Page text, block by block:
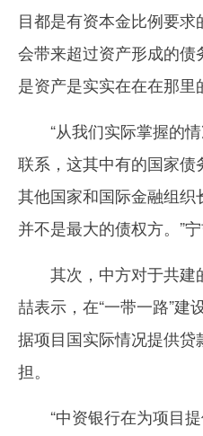
目都是有资本金比例要
会带来超过资产形成的
是资产是实实在在在那
“从我们实际掌握的情
联系，这其中有的国家
其他国家和国际金融组
并不是最大的债权方。”
其次，中方对于共建
喆表示，在“一带一路”
据项目国实际情况提供
担。
“中资银行在为项目提